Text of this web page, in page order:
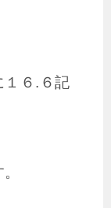
１６.６記